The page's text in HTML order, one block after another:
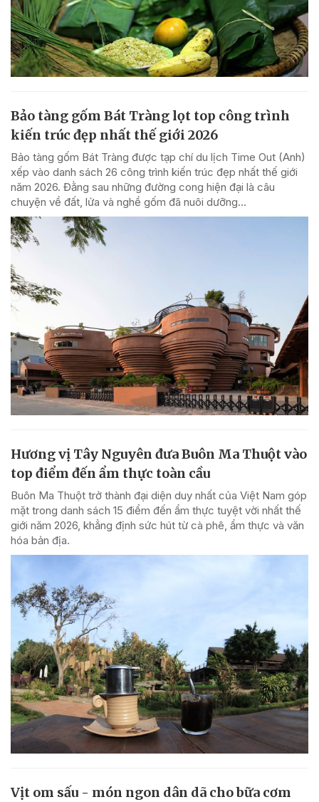
Bảo tàng gốm Bát Tràng lọt top công trình
kiến trúc đẹp nhất thế giới 2026
Bảo tàng gốm Bát Tràng được tạp chí du lịch Time Out (Anh)
xếp vào danh sách 26 công trình kiến trúc đẹp nhất thế giới
năm 2026. Đằng sau những đường cong hiện đại là câu
chuyện về đất, lửa và nghề gốm đã nuôi dưỡng...
Hương vị Tây Nguyên đưa Buôn Ma Thuột vào
top điểm đến ẩm thực toàn cầu
Buôn Ma Thuột trở thành đại diện duy nhất của Việt Nam góp
mặt trong danh sách 15 điểm đến ẩm thực tuyệt vời nhất thế
giới năm 2026, khẳng định sức hút từ cà phê, ẩm thực và văn
hóa bản địa.
Vịt om sấu - món ngon dân dã cho bữa cơm